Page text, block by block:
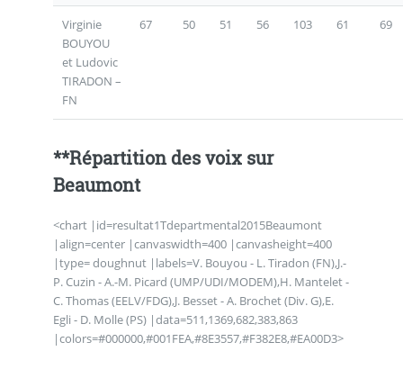
Virginie
BOUYOU
et Ludovic
TIRADON –
FN
67 50 51 56 103 61 69
**Répartition des voix sur
Beaumont
<chart |id=resultat1Tdepartmental2015Beaumont
|align=center |canvaswidth=400 |canvasheight=400
|type= doughnut |labels=V. Bouyou - L. Tiradon (FN),J.-
P. Cuzin - A.-M. Picard (UMP/UDI/MODEM),H. Mantelet -
C. Thomas (EELV/FDG),J. Besset - A. Brochet (Div. G),E.
Egli - D. Molle (PS) |data=511,1369,682,383,863
|colors=#000000,#001FEA,#8E3557,#F382E8,#EA00D3>